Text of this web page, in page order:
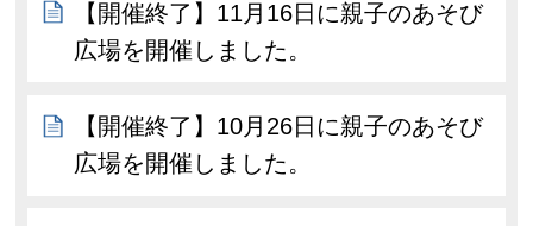
【開催終了】11月16日に親子のあそび
広場を開催しました。
【開催終了】10月26日に親子のあそび
広場を開催しました。